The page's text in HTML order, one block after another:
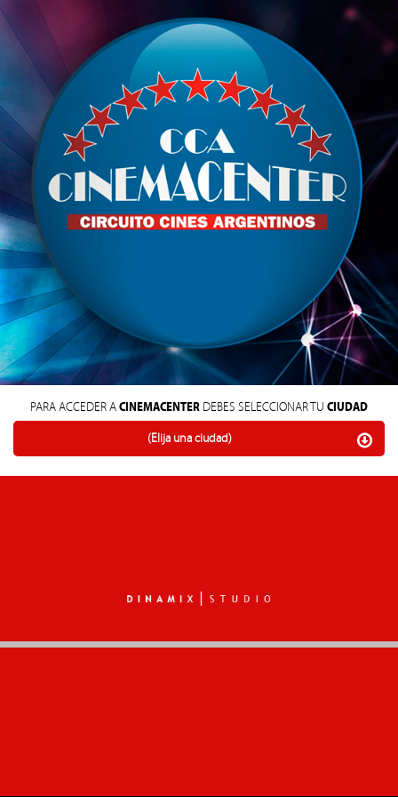
PARA ACCEDER ACINEMACENTER DEBES SELECCIONAR TU CIUDAD
(Elija una ciudad)